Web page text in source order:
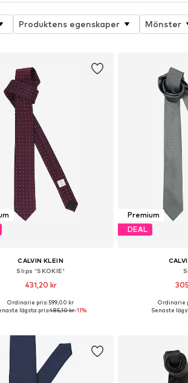
Produktens egenskaper Mönster
CALVIN KLEIN
Slips 'SKOKIE'
431,20 kr
storlekar: One Size
Ordinarie pris: 599,00 kr
lägsta pris:485,10 kr-11%
Premium
DEAL
Tillgängliga
Ordinarie
Senaste